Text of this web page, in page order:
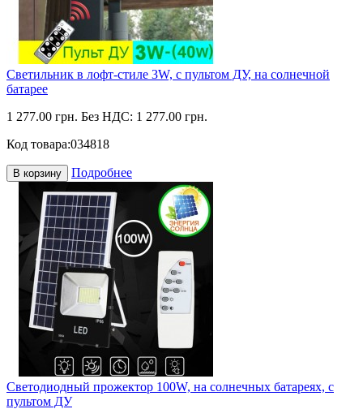
Светильник в лофт-стиле 3W, с пультом ДУ, на солнечной
батарее
1 277.00 грн. Без НДС: 1 277.00 грн.
Код товара:034818
В корзину Подробнее
Светодиодный прожектор 100W, на солнечных батареях, с
пультом ДУ